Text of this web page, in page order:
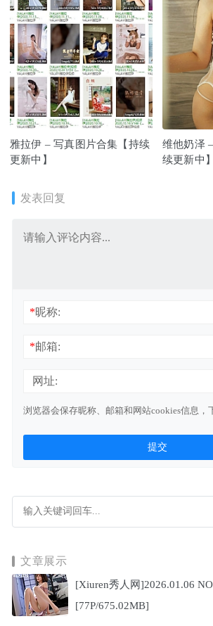
雅拉伊 – 写真图片合集【持续
更新中】
维他奶泽
续更新中】
发表回复
*昵称:
*邮箱:
网址:
浏览器会保存昵称、邮箱和网站cookies信息，
文章展示
[Xiuren秀人网]2026.01.06
[77P/675.02MB]